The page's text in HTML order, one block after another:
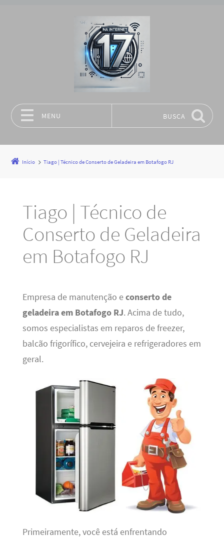
MENU BUSCA
Início Tiago | Técnico de Conserto de Geladeira em Botafogo RJ
Tiago | Técnico de
Conserto de Geladeira
em Botafogo RJ
Empresa de manutenção econserto de
geladeira em Botafogo RJ. Acima de tudo,
somos especialistas em reparos de freezer,
balcão frigorífico, cervejeira e refrigeradores em
geral.
Primeiramente, você está enfrentando